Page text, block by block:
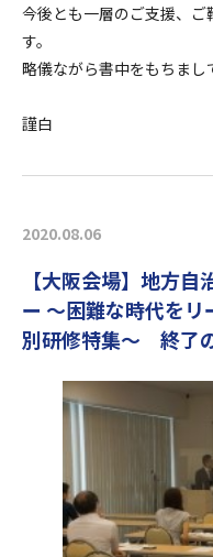
今後とも一層のご支援、
す。
略儀ながら書中をもちまし
謹白
2020.08.06
【大阪会場】地方
ー ～困難な時代を
別研修特集～ 終了